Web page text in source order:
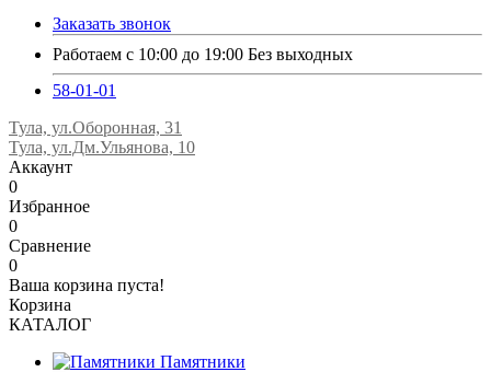
Заказать звонок
Работаем с 10:00 до 19:00 Без выходных
58-01-01
Тула, ул.Оборонная, 31
Тула, ул.Дм.Ульянова, 10
Аккаунт
0
Избранное
0
Сравнение
0
Ваша корзина пуста!
Корзина
КАТАЛОГ
Памятники